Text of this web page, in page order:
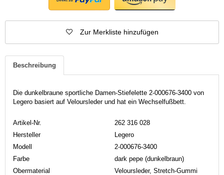
Zur Merkliste hinzufügen
Beschreibung
Die dunkelbraune sportliche Damen-Stiefelette 2-000676-3400 von
Legero basiert auf Veloursleder und hat ein Wechselfußbett.
Artikel-Nr.
262 316 028
Hersteller
Legero
Modell
2-000676-3400
Farbe
dark pepe (dunkelbraun)
Obermaterial
Veloursleder, Stretch-Gummi